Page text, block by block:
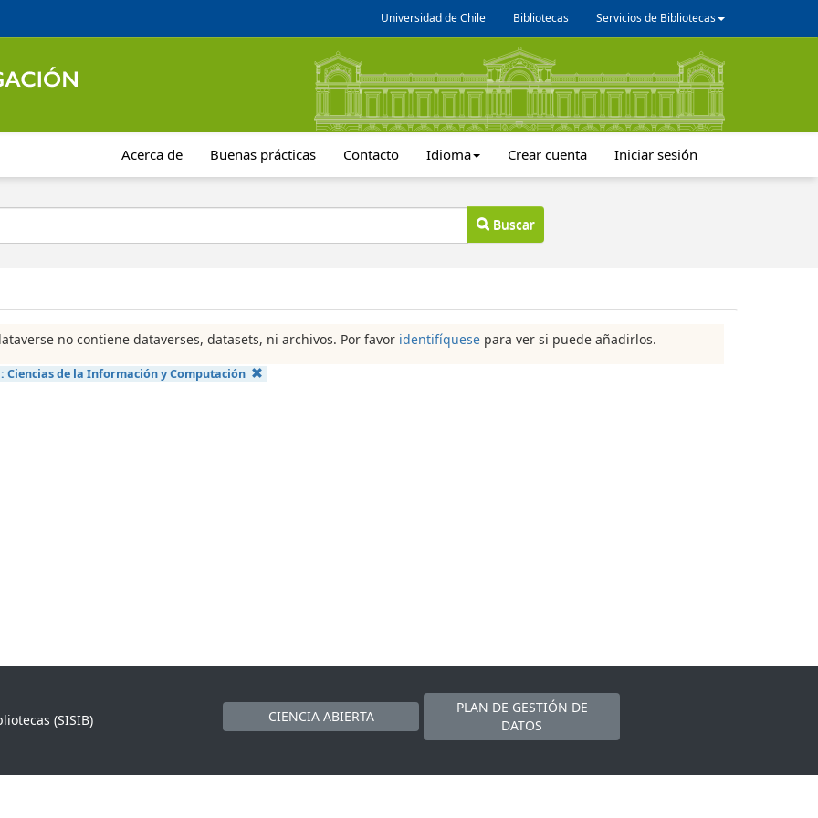
Universidad de Chile Bibliotecas Servicios de Bibliotecas
Acerca de Buenas prácticas Contacto Idioma Crear cuenta Iniciar sesión
Buscar
no contiene dataverses, datasets, ni archivos. Por favor identifíquese para ver si puede añadirlos.
Ciencias de la Información y Computación
(SISIB)
CIENCIA ABIERTA
PLAN DE GESTIÓN DE
DATOS